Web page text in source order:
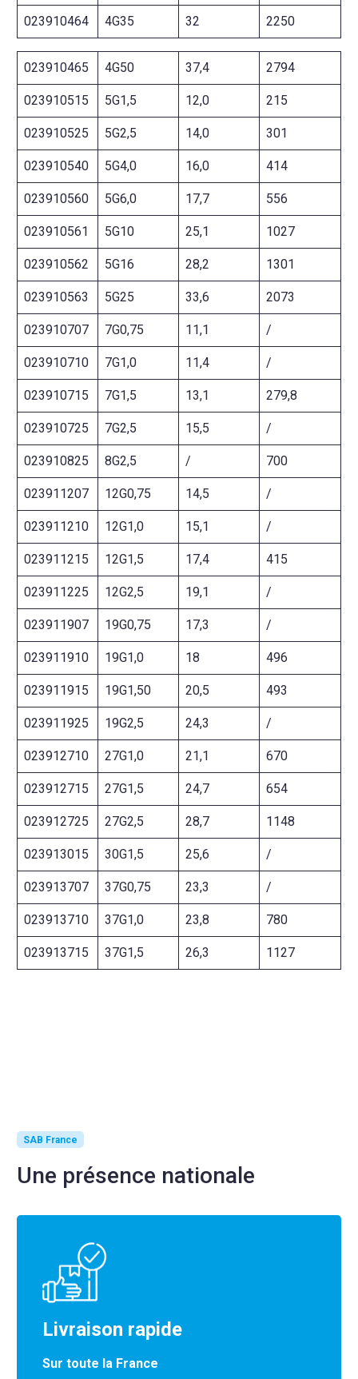
023910464 4G35 32 2250
023910465 4G50 37,4 2794
023910515 5G1,5 12,0 215
023910525 5G2,5 14,0 301
023910540 5G4,0 16,0 414
023910560 5G6,0 17,7 556
023910561 5G10 25,1 1027
023910562 5G16 28,2 1301
023910563 5G25 33,6 2073
023910707 7G0,75 11,1 /
023910710 7G1,0 11,4 /
023910715 7G1,5 13,1 279,8
023910725 7G2,5 15,5 /
023910825 8G2,5 / 700
023911207 12G0,75 14,5 /
023911210 12G1,0 15,1 /
023911215 12G1,5 17,4 415
023911225 12G2,5 19,1 /
023911907 19G0,75 17,3 /
023911910 19G1,0 18 496
023911915 19G1,50 20,5 493
023911925 19G2,5 24,3 /
023912710 27G1,0 21,1 670
023912715 27G1,5 24,7 654
023912725 27G2,5 28,7 1148
023913015 30G1,5 25,6 /
023913707 37G0,75 23,3 /
023913710 37G1,0 23,8 780
023913715 37G1,5 26,3 1127
SAB France
Une présence nationale
Livraison rapide
Sur toute la France